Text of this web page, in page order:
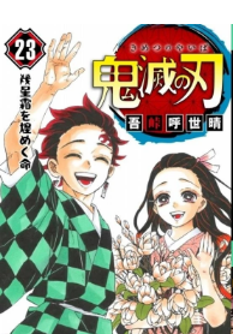
2.5次元 配信・Vtuber
最新記事一覧
アニメ記事一覧
アニメ映画一覧
今期アニメ曜日別一覧